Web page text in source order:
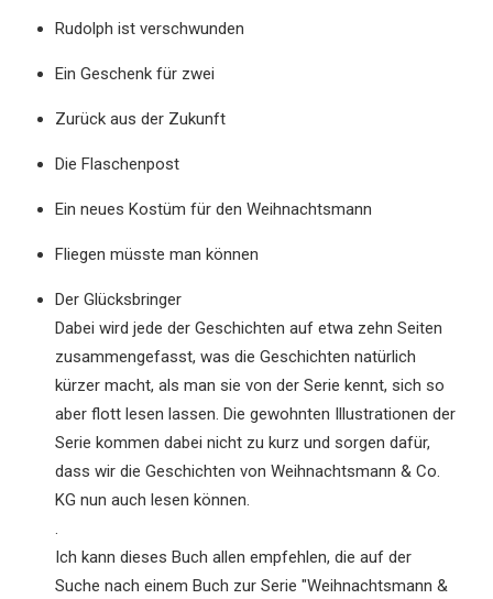
Rudolph ist verschwunden
Ein Geschenk für zwei
Zurück aus der Zukunft
Die Flaschenpost
Ein neues Kostüm für den Weihnachtsmann
Fliegen müsste man können
Der Glücksbringer
Dabei wird jede der Geschichten auf etwa zehn Seiten
zusammengefasst, was die Geschichten natürlich
kürzer macht, als man sie von der Serie kennt, sich so
aber flott lesen lassen. Die gewohnten Illustrationen der
Serie kommen dabei nicht zu kurz und sorgen dafür,
dass wir die Geschichten von Weihnachtsmann & Co.
KG nun auch lesen können.
.
Ich kann dieses Buch allen empfehlen, die auf der
Suche nach einem Buch zur Serie "Weihnachtsmann &